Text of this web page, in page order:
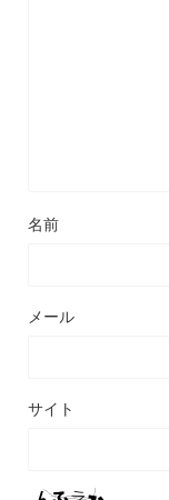
名前
メール
サイト